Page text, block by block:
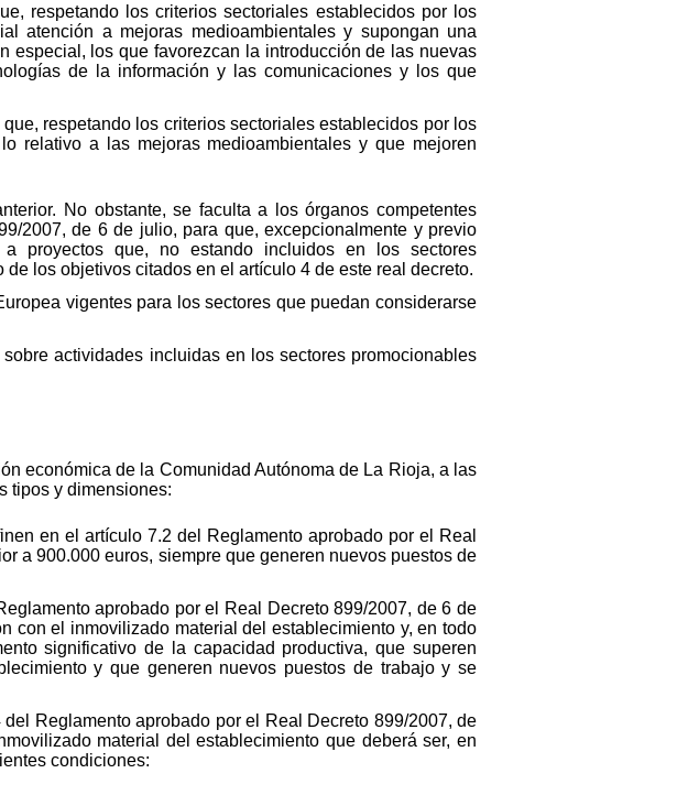
respetando los criterios sectoriales establecidos por los
atención a mejoras medioambientales y supongan una
especial, los que favorezcan la introducción de las nuevas
de la información y las comunicaciones y los que
respetando los criterios sectoriales establecidos por los
relativo a las mejoras medioambientales y que mejoren
No obstante, se faculta a los órganos competentes
2007, de 6 de julio, para que, excepcionalmente y previo
proyectos que, no estando incluidos en los sectores
los objetivos citados en el artículo 4 de este real decreto.
vigentes para los sectores que puedan considerarse
actividades incluidas en los sectores promocionables
económica de la Comunidad Autónoma de La Rioja, a las
tipos y dimensiones:
en el artículo 7.2 del Reglamento aprobado por el Real
a 900.000 euros, siempre que generen nuevos puestos de
aprobado por el Real Decreto 899/2007, de 6 de
con el inmovilizado material del establecimiento y, en todo
significativo de la capacidad productiva, que superen
y que generen nuevos puestos de trabajo y se
Reglamento aprobado por el Real Decreto 899/2007, de
material del establecimiento que deberá ser, en
condiciones: